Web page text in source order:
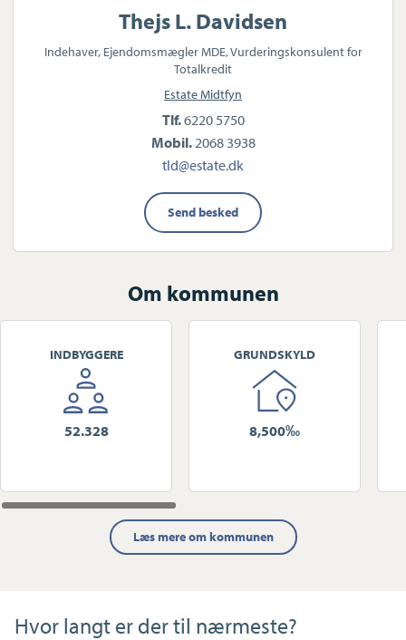
Thejs L. Davidsen
Indehaver, Ejendomsmægler MDE, Vurderingskonsulent for
Totalkredit
Estate Midtfyn
Tlf.6220 5750
Mobil.2068 3938
tld@estate.dk
Send besked
Om kommunen
INDBYGGERE
52.328
GRUNDSKYLD
8,500‰
Læs mere om kommunen
Hvor langt er der til nærmeste?